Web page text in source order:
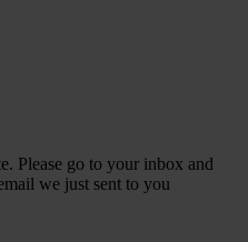
Please go to your inbox and
we just sent to you